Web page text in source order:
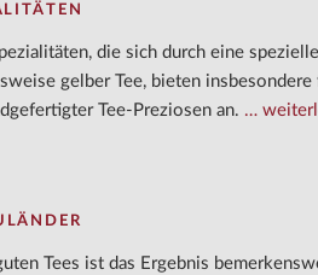
die sich durch eine
gelber Tee, bieten
Tee-Preziosen an.
Tees ist das Ergebnis